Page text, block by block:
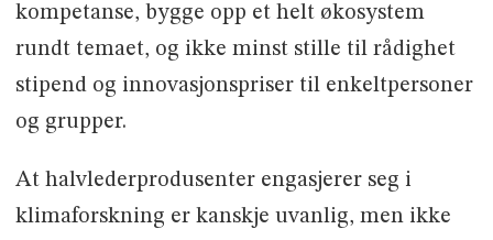
kompetanse, bygge opp et helt økosystem
rundt temaet, og ikke minst stille til rådighet
stipend og innovasjonspriser til enkeltpersoner
og grupper.
At halvlederprodusenter engasjerer seg i
klimaforskning er kanskje uvanlig, men ikke